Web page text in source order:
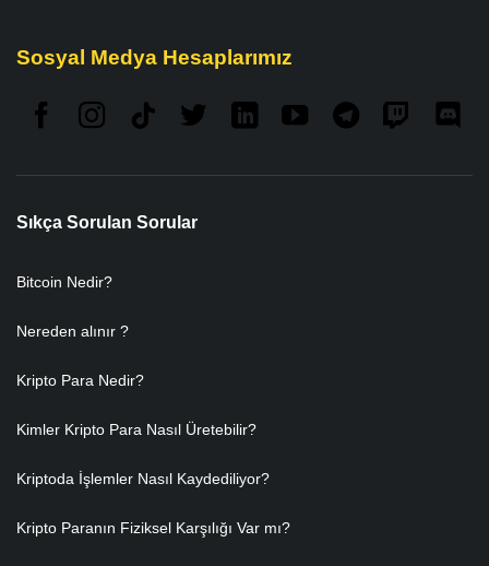
Sosyal Medya Hesaplarımız
Sıkça Sorulan Sorular
Bitcoin Nedir?
Nereden alınır ?
Kripto Para Nedir?
Kimler Kripto Para Nasıl Üretebilir?
Kriptoda İşlemler Nasıl Kaydediliyor?
Kripto Paranın Fiziksel Karşılığı Var mı?